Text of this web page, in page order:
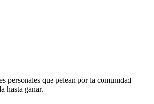
personales que pelean por la comunidad
hasta ganar.